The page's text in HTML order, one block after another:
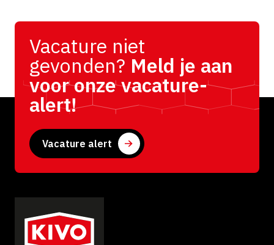
Vacature niet
gevonden? Meld je aan
voor onze vacature-
alert!
Vacature alert